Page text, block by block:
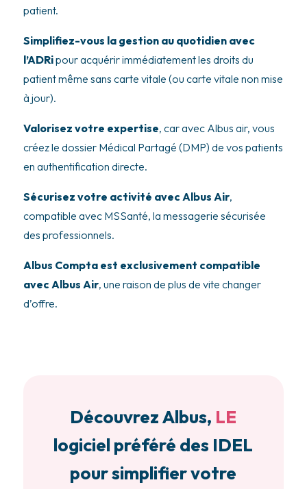
patient.
Simplifiez-vous la gestion au quotidien avec
l’ADRipour acquérir immédiatement les droits du
patient même sans carte vitale (ou carte vitale non mise
à jour).
Valorisez votre expertise, car avec Albus air, vous
créez le dossier Médical Partagé (DMP) de vos patients
en authentification directe.
Sécurisez votre activité avec Albus Air,
compatible avec MSSanté, la messagerie sécurisée
des professionnels.
Albus Compta est exclusivement compatible
avec Albus Air, une raison de plus de vite changer
d’offre.
Découvrez Albus, LE
logiciel préféré des IDEL
pour simplifier votre